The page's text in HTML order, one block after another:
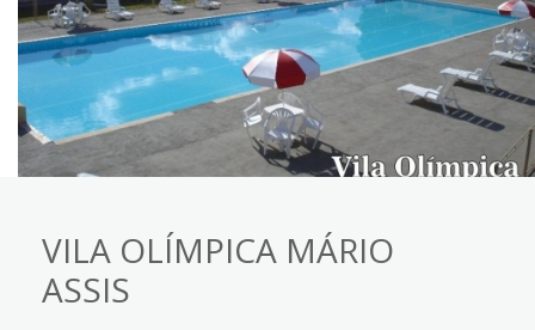
VILA OLÍMPICA MÁRIO
ASSIS